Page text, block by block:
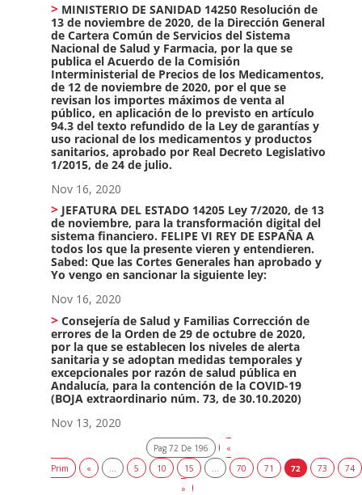
MINISTERIO DE SANIDAD 14250 Resolución de
13 de noviembre de 2020, de la Dirección General
de Cartera Común de Servicios del Sistema
Nacional de Salud y Farmacia, por la que se
publica el Acuerdo de la Comisión
Interministerial de Precios de los Medicamentos,
de 12 de noviembre de 2020, por el que se
revisan los importes máximos de venta al
público, en aplicación de lo previsto en artículo
94.3 del texto refundido de la Ley de garantías y
uso racional de los medicamentos y productos
sanitarios, aprobado por Real Decreto Legislativo
1/2015, de 24 de julio.
Nov 16, 2020
JEFATURA DEL ESTADO 14205 Ley 7/2020, de 13
de noviembre, para la transformación digital del
sistema financiero. FELIPE VI REY DE ESPAÑA A
todos los que la presente vieren y entendieren.
Sabed: Que las Cortes Generales han aprobado y
Yo vengo en sancionar la siguiente ley:
Nov 16, 2020
Consejería de Salud y Familias Corrección de
errores de la Orden de 29 de octubre de 2020,
por la que se establecen los niveles de alerta
sanitaria y se adoptan medidas temporales y
excepcionales por razón de salud pública en
Andalucía, para la contención de la COVID-19
(BOJA extraordinario núm. 73, de 30.10.2020)
Nov 13, 2020
Pag 72 De 196
«
Prim
« ... 5 10 15 ... 70 71 72 73
74
»